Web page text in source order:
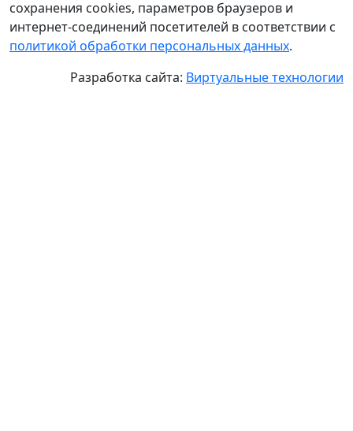
сохранения cookies, параметров браузеров и
интернет-соединений посетителей в соответствии с
политикой обработки персональных данных.
Разработка сайта: Виртуальные технологии